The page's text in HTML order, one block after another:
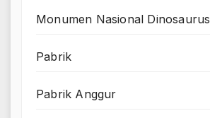
Monumen Nasional Dinosaurus
Pabrik
Pabrik Anggur